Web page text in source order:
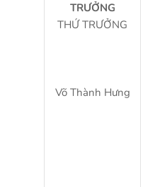
TRƯỞNG
THỨ TRƯỞNG
Võ Thành Hưng